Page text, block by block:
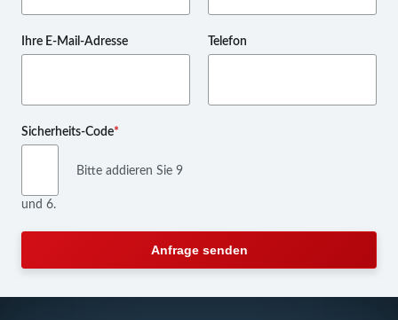
Ihre E-Mail-Adresse Telefon
Pflichtfeld
Sicherheits-Code*
Bitte addieren Sie 9
und 6.
Anfrage senden